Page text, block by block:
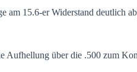
15.6-er Widerstand deutlich
über die .500 zum